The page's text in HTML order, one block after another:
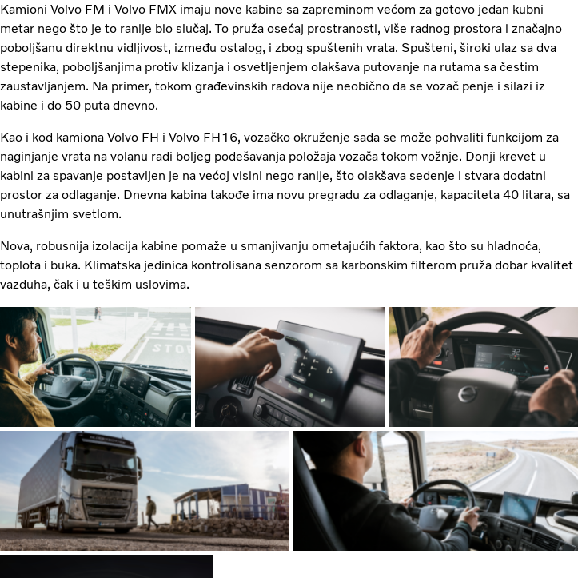
Kamioni Volvo FM i Volvo FMX imaju nove kabine sa zapreminom većom za gotovo jedan kubni
metar nego što je to ranije bio slučaj. To pruža osećaj prostranosti, više radnog prostora i značajno
poboljšanu direktnu vidljivost, između ostalog, i zbog spuštenih vrata. Spušteni, široki ulaz sa dva
stepenika, poboljšanjima protiv klizanja i osvetljenjem olakšava putovanje na rutama sa čestim
zaustavljanjem. Na primer, tokom građevinskih radova nije neobično da se vozač penje i silazi iz
kabine i do 50 puta dnevno.
Kao i kod kamiona Volvo FH i Volvo FH16, vozačko okruženje sada se može pohvaliti funkcijom za
naginjanje vrata na volanu radi boljeg podešavanja položaja vozača tokom vožnje. Donji krevet u
kabini za spavanje postavljen je na većoj visini nego ranije, što olakšava sedenje i stvara dodatni
prostor za odlaganje. Dnevna kabina takođe ima novu pregradu za odlaganje, kapaciteta 40 litara, sa
unutrašnjim svetlom.
Nova, robusnija izolacija kabine pomaže u smanjivanju ometajućih faktora, kao što su hladnoća,
toplota i buka. Klimatska jedinica kontrolisana senzorom sa karbonskim filterom pruža dobar kvalitet
vazduha, čak i u teškim uslovima.